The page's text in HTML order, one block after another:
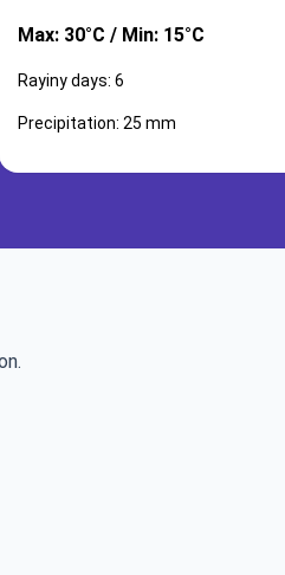
Max: 30°C / Min: 15°C
Rayiny days: 6
Precipitation: 25 mm